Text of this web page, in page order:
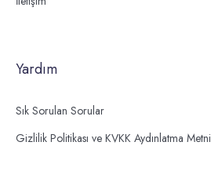
Yardım
Sık Sorulan Sorular
Gizlilik Politikası ve KVKK Aydınlatma Metni